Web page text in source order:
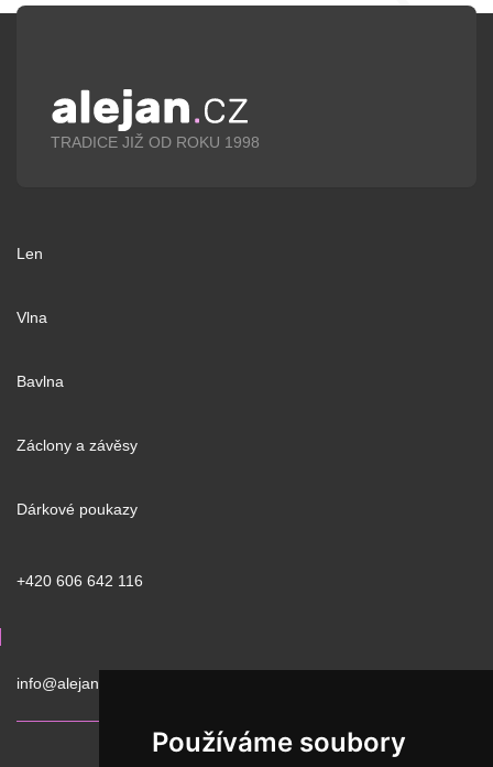
Používáme soubory
TRADICE JIŽ OD ROKU 1998
Len
Vlna
Bavlna
Záclony a závěsy
Dárkové poukazy
+420 606 642 116
info@alejan.cz